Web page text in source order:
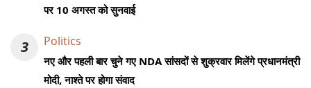
पर 10 अगस्त को सुनवाई
3 Politics
नए और पहली बार चुने गए NDA सांसदों से शुक्रवार मिलेंगे प्रधानमंत्री
मोदी, नाश्ते पर होगा संवाद